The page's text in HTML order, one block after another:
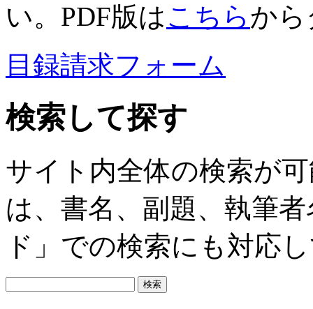
い。PDF版はこちらか
目録請求フォーム
検索して探す
サイト内全体の検索が
は、書名、副題、執筆
ド」での検索にも対応